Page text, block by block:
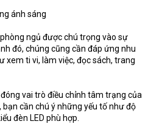
ánh sáng
ngủ được chú trọng vào sự
đó, chúng cũng cần đáp ứng nhu
xem ti vi, làm việc, đọc sách, trang
vai trò điều chỉnh tâm trạng của
bạn cần chú ý những yếu tố như độ
đèn LED phù hợp.